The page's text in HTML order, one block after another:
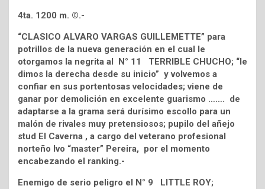
4ta. 1200 m. ©.-
“CLASICO ALVARO VARGAS GUILLEMETTE” para
potrillos de la nueva generación en el cual le
otorgamos la negrita al N° 11 TERRIBLE CHUCHO; “le
dimos la derecha desde su inicio” y volvemos a
confiar en sus portentosas velocidades; viene de
ganar por demolición en excelente guarismo ……. de
adaptarse a la grama será durísimo escollo para un
malón de rivales muy pretensiosos; pupilo del añejo
stud El Caverna , a cargo del veterano profesional
norteño Ivo “master” Pereira, por el momento
encabezando el ranking.-
Enemigo de serio peligro el N° 9 LITTLE ROY;